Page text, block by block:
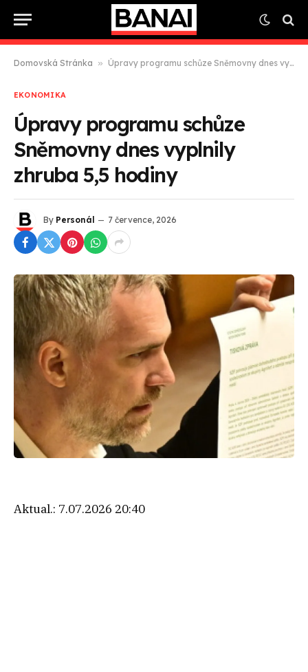
Domovská Stránka » Úpravy programu schůze Sněmovny dnes vyplnily zhruba 5,5 hodiny
EKONOMIKA
Úpravy programu schůze
Sněmovny dnes vyplnily
zhruba 5,5 hodiny
By Personál 7 července, 2026
Aktual.: 7.07.2026 20:40